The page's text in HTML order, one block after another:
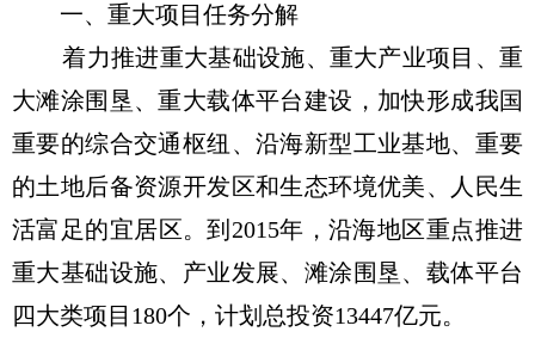
一、重大项目任务分解
着力推进重大基础设施、重大产业项目、重
大滩涂围垦、重大载体平台建设，加快形成我国
重要的综合交通枢纽、沿海新型工业基地、重要
的土地后备资源开发区和生态环境优美、人民生
活富足的宜居区。到2015年，沿海地区重点推进
重大基础设施、产业发展、滩涂围垦、载体平台
四大类项目180个，计划总投资13447亿元。